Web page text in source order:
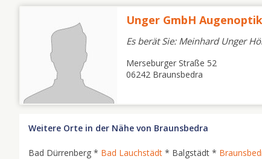
Unger GmbH
Es berät Sie: Meinhard Unger
Merseburger Straße 52
06242 Braunsbedra
Weitere Orte in der Nähe von Braunsbedra
Bad Dürrenberg * Bad Lauchstädt * Balgstädt *